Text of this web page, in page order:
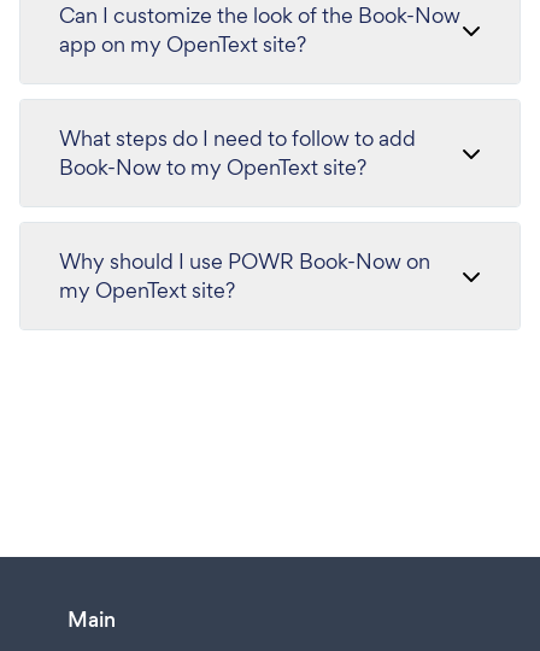
Can I customize the look of the Book-Now
app on my OpenText site?
What steps do I need to follow to add
Book-Now to my OpenText site?
Why should I use POWR Book-Now on
my OpenText site?
Main